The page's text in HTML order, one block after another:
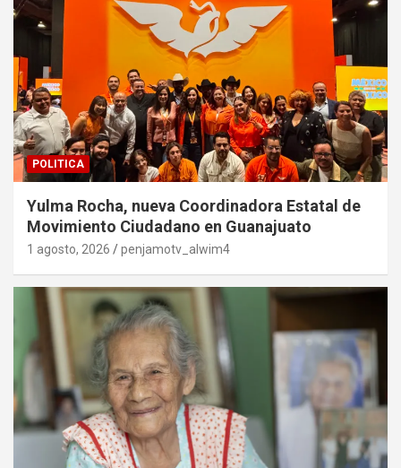
POLITICA
Yulma Rocha, nueva Coordinadora Estatal de
Movimiento Ciudadano en Guanajuato
1 agosto, 2026 penjamotv_alwim4